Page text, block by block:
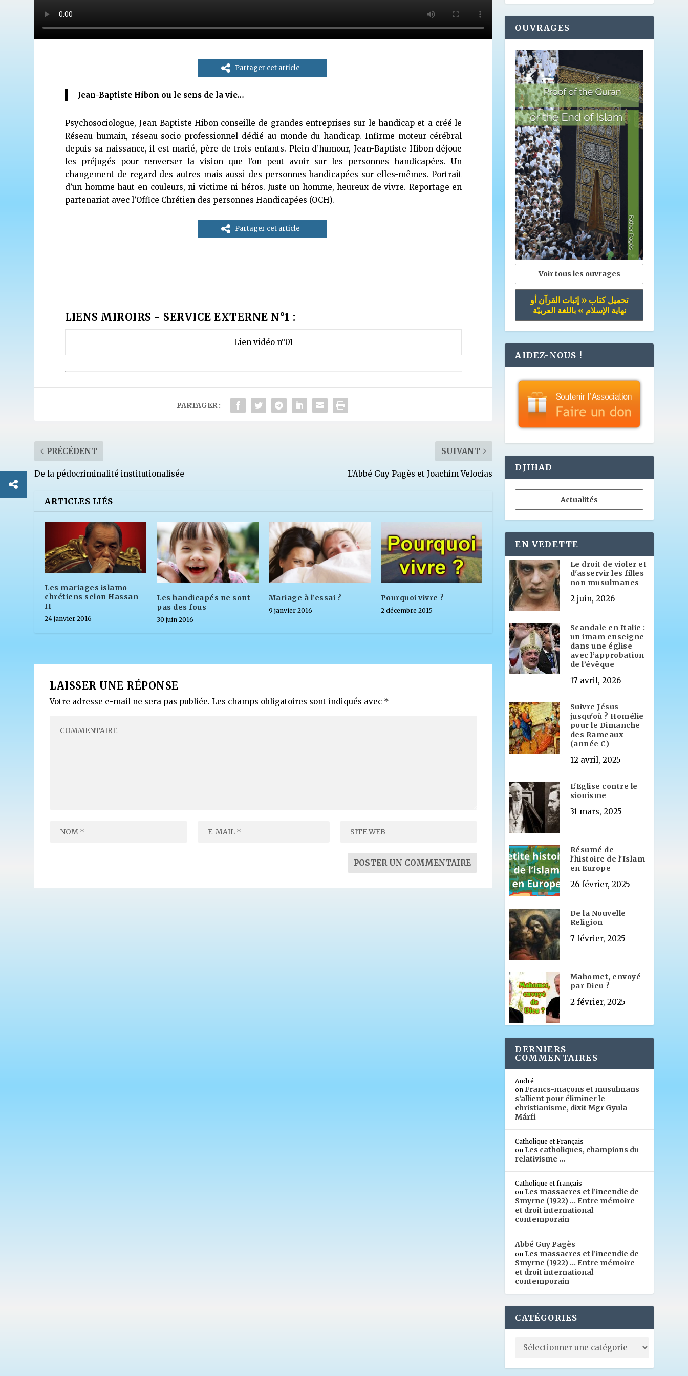
Partager cet article
Jean-Baptiste Hibon ou le sens de la vie…
Psychosociologue, Jean-Baptiste Hibon conseille de grandes entreprises sur le handicap et a créé le
Réseau humain, réseau socio-professionnel dédié au monde du handicap. Infirme moteur cérébral
depuis sa naissance, il est marié, père de trois enfants. Plein d’humour, Jean-Baptiste Hibon déjoue
les préjugés pour renverser la vision que l’on peut avoir sur les personnes handicapées. Un
changement de regard des autres mais aussi des personnes handicapées sur elles-mêmes. Portrait
d’un homme haut en couleurs, ni victime ni héros. Juste un homme, heureux de vivre. Reportage en
partenariat avec l’Office Chrétien des personnes Handicapées (OCH).
Partager cet article
LIENS MIROIRS - SERVICE EXTERNE N°1 :
Lien vidéo n°01
PARTAGER :
PRÉCÉDENT
De la pédocriminalité institutionalisée
SUIVANT
L’Abbé Guy Pagès et Joachim Velocias
ARTICLES LIÉS
Les mariages islamo-
chrétiens selon Hassan
II
24 janvier 2016
Les handicapés ne sont
pas des fous
30 juin 2016
Mariage à l’essai ?
9 janvier 2016
Pourquoi vivre ?
2 décembre 2015
LAISSER UNE RÉPONSE
Votre adresse e-mail ne sera pas publiée. Les champs obligatoires sont indiqués avec *
OUVRAGES
Voir tous les ouvrages
تحميل كتاب « إثبات القرآن أو
نهاية الإسلام » باللغة العربيّة
AIDEZ-NOUS !
DJIHAD
Actualités
EN VEDETTE
Le droit de violer et
d'asservir les filles
non musulmanes
2 juin, 2026
Scandale en Italie :
un imam enseigne
dans une église
avec l’approbation
de l’évêque
17 avril, 2026
Suivre Jésus
jusqu'où ? Homélie
pour le Dimanche
des Rameaux
(année C)
12 avril, 2025
L'Eglise contre le
sionisme
31 mars, 2025
Résumé de
l'histoire de l'Islam
en Europe
26 février, 2025
De la Nouvelle
Religion
7 février, 2025
Mahomet, envoyé
par Dieu ?
2 février, 2025
DERNIERS
COMMENTAIRES
André
onFrancs-maçons et musulmans
s’allient pour éliminer le
christianisme, dixit Mgr Gyula
Márfi
Catholique et Français
on Les catholiques, champions du
relativisme …
Catholique et français
on Les massacres et l’incendie de
Smyrne (1922) … Entre mémoire
et droit international
contemporain
Abbé Guy Pagès
on Les massacres et l’incendie de
Smyrne (1922) … Entre mémoire
et droit international
contemporain
CATÉGORIES